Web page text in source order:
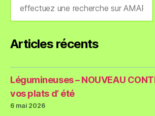
Articles récents
Légumineuses – NOUVEAU
vos plats d’ été
6 mai 2026